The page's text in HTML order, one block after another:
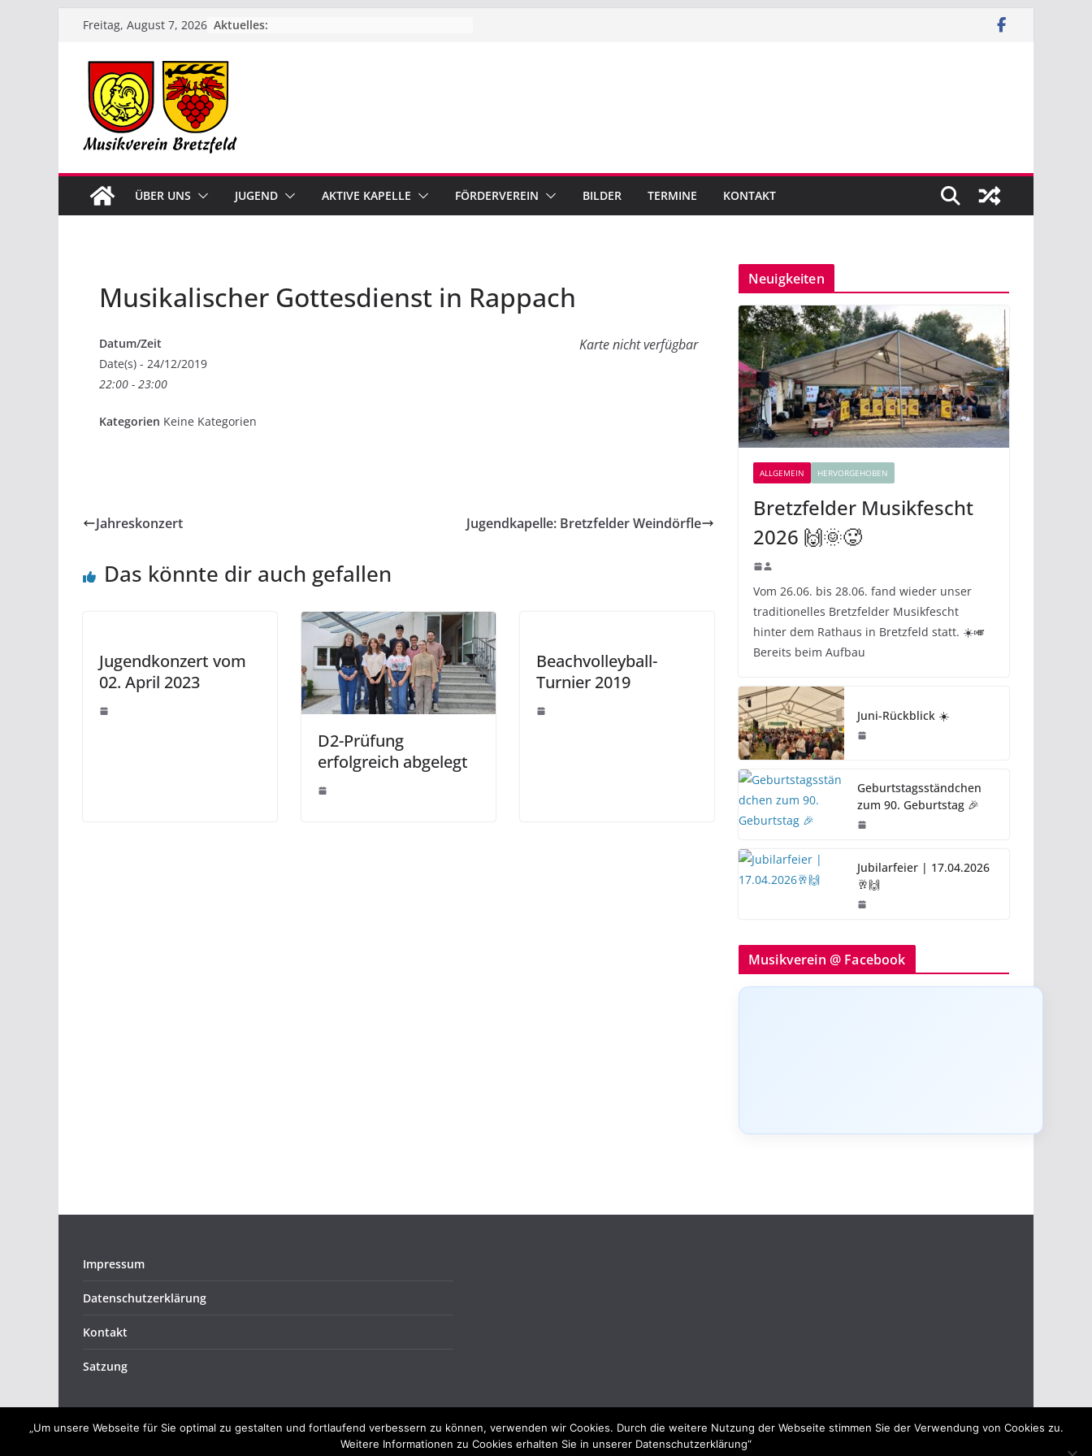
Zum
springen
Freitag, August 7, 2026 Aktuelles:
ÜBER UNS JUGEND AKTIVE KAPELLE FÖRDERVEREIN BILDER TERMINE KONTAKT
Musikalischer Gottesdienst in Rappach
Karte nicht verfügbar
Datum/Zeit
Date(s) - 24/12/2019
22:00 - 23:00
Kategorien Keine Kategorien
Jahreskonzert Jugendkapelle: Bretzfelder Weindörfle
Das könnte dir auch gefallen
Jugendkonzert vom
02. April 2023
D2-Prüfung
erfolgreich abgelegt
Beachvolleyball-
Turnier 2019
Neuigkeiten
ALLGEMEIN HERVORGEHOBEN
Bretzfelder Musikfescht
2026 🙌🌞🥵
Vom 26.06. bis 28.06. fand wieder unser
traditionelles Bretzfelder Musikfescht
hinter dem Rathaus in Bretzfeld statt. ☀️🎺
Bereits beim Aufbau
Juni-Rückblick ☀️
Geburtstagsständchen
zum 90. Geburtstag 🎉
Jubilarfeier | 17.04.2026
🥂🙌
Musikverein @ Facebook
Impressum
Datenschutzerklärung
Kontakt
Satzung
. Alle Rechte vorbehalten.
„Um unsere Webseite für Sie optimal zu gestalten und fortlaufend verbessern zu können, verwenden wir Cookies. Durch die weitere Nutzung der Webseite stimmen Sie der Verwendung von Cookies zu.
Weitere Informationen zu Cookies erhalten Sie in unserer Datenschutzerklärung“